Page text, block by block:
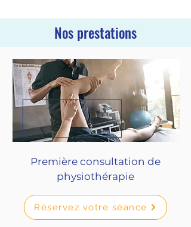
Nos prestations
Première consultation de
physiothérapie
Réservez votre séance